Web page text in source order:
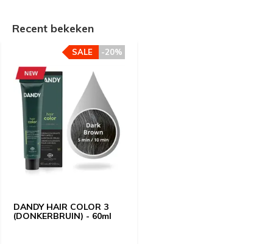
Recent bekeken
DANDY HAIR COLOR 3
(DONKERBRUIN) - 60ml
-20%
SALE